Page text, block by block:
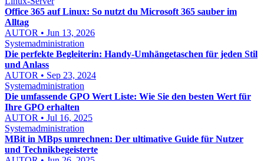
Office 365 auf Linux: So nutzt du Microsoft 365 sauber im
Alltag
AUTOR • Jun 13, 2026
Systemadministration
Die perfekte Begleiterin: Handy-Umhängetaschen für jeden Stil
und Anlass
AUTOR • Sep 23, 2024
Systemadministration
Die umfassende GPO Wert Liste: Wie Sie den besten Wert für
Ihre GPO erhalten
AUTOR • Jul 16, 2025
Systemadministration
MBit in MBps umrechnen: Der ultimative Guide für Nutzer
und Technikbegeisterte